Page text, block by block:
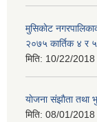
मुसिकाेट
२०७५ कार्तिक ४ र
मिति: 10/22/
याेजना संझाैता तथा
मिति: 08/01/2018